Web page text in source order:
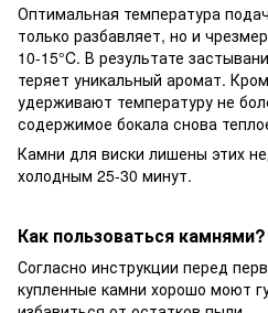
Оптимальная температура
только разбавляет, но и
10-15°C. В результате
теряет уникальный аромат.
удерживают температуру не
содержимое бокала снова
Камни для виски лишены этих
холодным 25-30 минут.
Как пользоваться камнями?
Согласно инструкции перед
купленные камни хорошо моют